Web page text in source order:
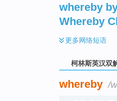
whereby
Whereby
更多网络短语
柯林斯英汉双
whereby /